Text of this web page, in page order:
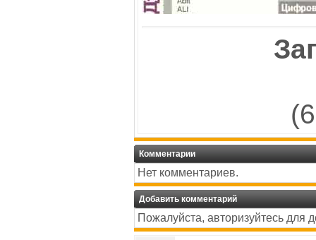
Комментарии
Нет комментариев.
Добавить комментарий
Пожалуйста, авторизуйтесь для